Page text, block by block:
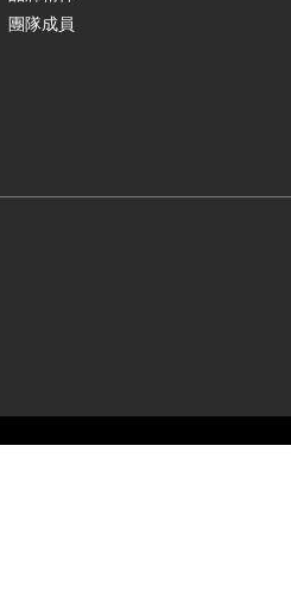
團隊成員